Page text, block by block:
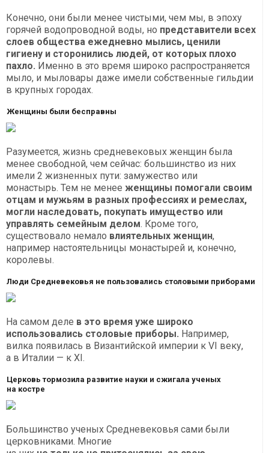
Конечно, они были менее чистыми, чем мы, в эпоху
горячей водопроводной воды, но представители всех
слоев общества ежедневно мылись, ценили
гигиену и сторонились людей, от которых плохо
пахло. Именно в это время широко распространяется
мыло, и мыловары даже имели собственные гильдии
в крупных городах.
Женщины были бесправны
Разумеется, жизнь средневековых женщин была
менее свободной, чем сейчас: большинство из них
имели 2 жизненных пути: замужество или
монастырь. Тем не менее женщины помогали своим
отцам и мужьям в разных профессиях и ремеслах,
могли наследовать, покупать имущество или
управлять семейным делом. Кроме того,
существовало немало влиятельных женщин,
например настоятельницы монастырей и, конечно,
королевы.
Люди Средневековья не пользовались столовыми приборами
На самом деле в это время уже широко
использовались столовые приборы. Например,
вилка появилась в Византийской империи к VI веку,
а в Италии — к XI.
Церковь тормозила развитие науки и сжигала ученых
на костре
Большинство ученых Средневековья сами были
церковниками. Многие